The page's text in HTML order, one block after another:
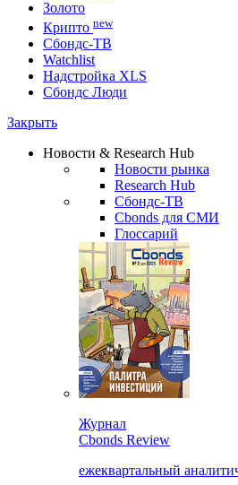
Поиск облигаций (ИИ)
Кривые доходности
ЦФА
Best bid/ask
Золото
Крипто new
Watchlist
Сбондс Люди
Новости & Research Hub
Новости рынка
Research Hub
Сбондс-ТВ
Cbonds для СМИ
Глоссарий